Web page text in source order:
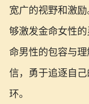
宽广的视野和激
够激发金命女性
命男性的包容与
信，勇于追逐自
环。